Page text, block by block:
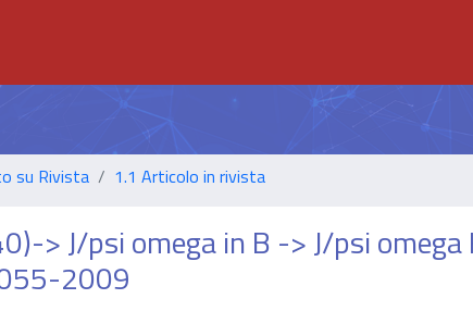
su Rivista 1.1 Articolo in rivista
> J/psi omega in B -> J/psi omega
2009